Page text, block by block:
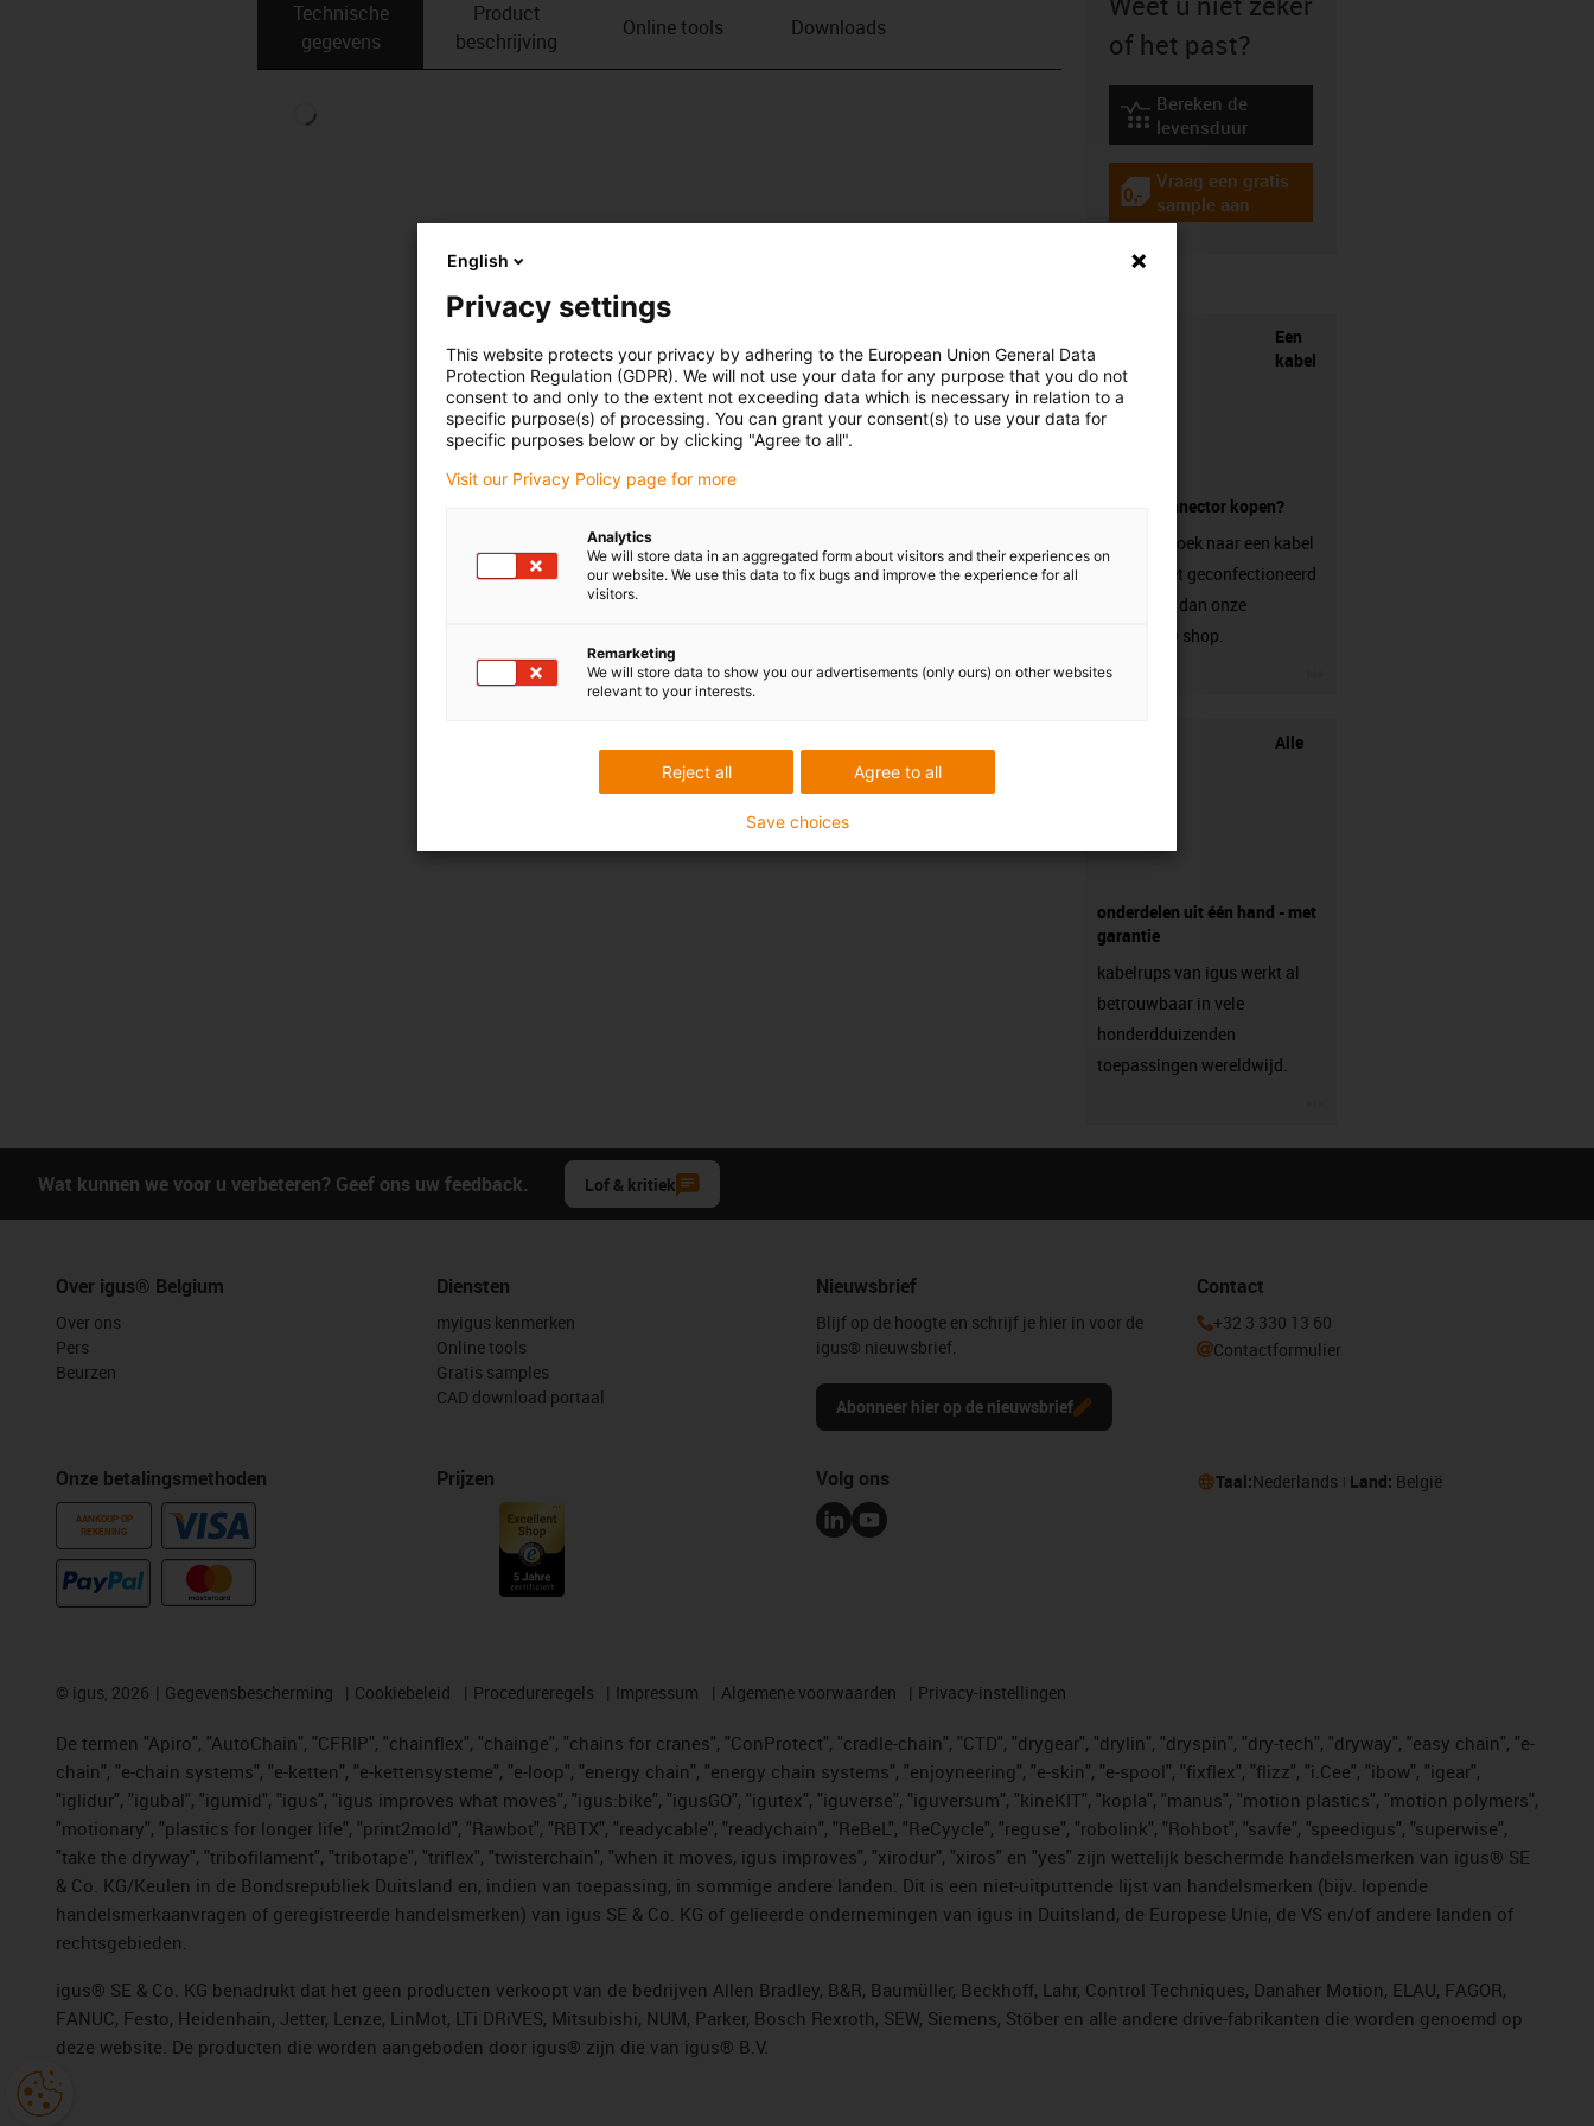
Technische
gegevens
Product
beschrijving
Online tools Downloads
of het past?
igus-icon-lebensdauerrechner
Bereken de
levensduur
igus-icon-gratismuster
Vraag een gratis
sample aan
Een
kabel
zonder connector kopen?
Ben je op zoek naar een kabel
die nog niet geconfectioneerd
is? Bezoek dan onze
chainflex® shop.
Alle
onderdelen uit één hand - met
garantie
kabelrups van igus werkt al
betrouwbaar in vele
honderdduizenden
toepassingen wereldwijd.
Wat kunnen we voor u verbeteren? Geef ons uw feedback. Lof & kritiek
Over igus® Belgium
Over ons
Pers
Beurzen
Onze betalingsmethoden
AANKOOP OP
REKENING
Diensten
myigus kenmerken
Online tools
Gratis samples
CAD download portaal
Prijzen
Nieuwsbrief
Blijf op de hoogte en schrijf je hier in voor de
igus® nieuwsbrief.
Abonneer hier op de nieuwsbrief
Contact
+32 3 330 13 60
Contactformulier
Volg ons Taal:Nederlands Land: België
© igus, 2026 Gegevensbescherming Cookiebeleid Procedureregels Impressum Algemene voorwaarden Privacy-instellingen
De termen "Apiro", "AutoChain", "CFRIP", "chainflex", "chainge", "chains for cranes", "ConProtect", "cradle-chain", "CTD", "drygear", "drylin", "dryspin", "dry-tech", "dryway", "easy chain", "e-
chain", "e-chain systems", "e-ketten", "e-kettensysteme", "e-loop", "energy chain", "energy chain systems", "enjoyneering", "e-skin", "e-spool", "fixflex", "flizz", "i.Cee", "ibow", "igear",
"iglidur", "igubal", "igumid", "igus", "igus improves what moves", "igus:bike", "igusGO", "igutex", "iguverse", "iguversum", "kineKIT", "kopla", "manus", "motion plastics", "motion polymers",
"motionary", "plastics for longer life", "print2mold", "Rawbot", "RBTX", "readycable", "readychain", "ReBeL", "ReCyycle", "reguse", "robolink", "Rohbot", "savfe", "speedigus", "superwise",
"take the dryway", "tribofilament", "tribotape", "triflex", "twisterchain", "when it moves, igus improves", "xirodur", "xiros" en "yes" zijn wettelijk beschermde handelsmerken van igus® SE
& Co. KG/Keulen in de Bondsrepubliek Duitsland en, indien van toepassing, in sommige andere landen. Dit is een niet-uitputtende lijst van handelsmerken (bijv. lopende
handelsmerkaanvragen of geregistreerde handelsmerken) van igus SE & Co. KG of gelieerde ondernemingen van igus in Duitsland, de Europese Unie, de VS en/of andere landen of
rechtsgebieden.
igus® SE & Co. KG benadrukt dat het geen producten verkoopt van de bedrijven Allen Bradley, B&R, Baumüller, Beckhoff, Lahr, Control Techniques, Danaher Motion, ELAU, FAGOR,
FANUC, Festo, Heidenhain, Jetter, Lenze, LinMot, LTi DRiVES, Mitsubishi, NUM, Parker, Bosch Rexroth, SEW, Siemens, Stöber en alle andere drive-fabrikanten die worden genoemd op
deze website. De producten die worden aangeboden door igus® zijn die van igus® B.V.
English
Privacy settings
This website protects your privacy by adhering to the European Union General Data
Protection Regulation (GDPR). We will not use your data for any purpose that you do not
consent to and only to the extent not exceeding data which is necessary in relation to a
specific purpose(s) of processing. You can grant your consent(s) to use your data for
specific purposes below or by clicking "Agree to all".
Visit our Privacy Policy page for more
Analytics
We will store data in an aggregated form about visitors and their experiences on
our website. We use this data to fix bugs and improve the experience for all
visitors.
Remarketing
We will store data to show you our advertisements (only ours) on other websites
relevant to your interests.
Agree to all
Reject all
Save choices